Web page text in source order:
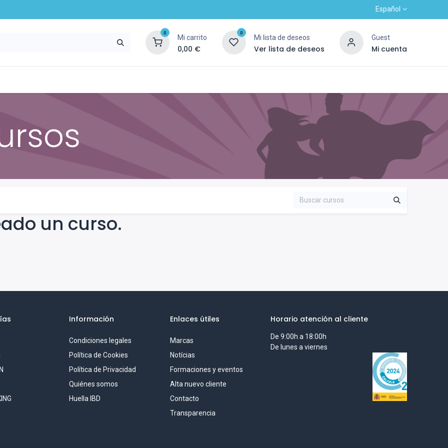
Español
0
Mi carrito
0,00 €
0
Mi lista de deseos
Ver lista de deseos
Guest
Mi cuenta
un curso.
Información
Condiciones legales
Política de Cookies
Política de Privacidad
Quiénes somos
Huella IBD
Enlaces útiles
Marcas
Notícias
Formaciones y eventos
Alta nuevo cliente
Contacto
Transparencia
Horario atención al cliente
De 9:00h a 18:00h
De lunes a viernes